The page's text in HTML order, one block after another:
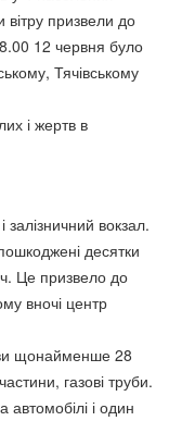
вітру призвели до
12 червня було
Тячівському
і жертв в
залізничний вокзал.
десятки
Це призвело до
вночі центр
щонайменше 28
газові труби.
і один